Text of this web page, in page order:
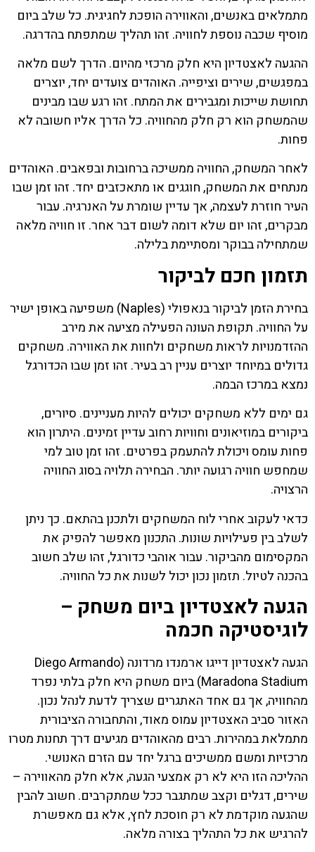
מתמלאים באנשים, והאווירה הופכת לחגיגית. כל שלב ביום
מוסיף שכבה נוספת לחוויה. זהו תהליך שמתפתח בהדרגה.
ההגעה לאצטדיון היא חלק מרכזי מהיום. הדרך לשם מלאה
במפגשים, שירים וציפייה. האוהדים צועדים יחד, יוצרים
תחושת שייכות ומגבירים את המתח. זהו רגע שבו מבינים
שהמשחק הוא רק חלק מהחוויה. כל הדרך אליו חשובה לא
פחות.
לאחר המשחק, החוויה ממשיכה ברחובות ובפאבים. האוהדים
מנתחים את המשחק, חוגגים או מתאכזבים יחד. זהו זמן שבו
העיר חוזרת לעצמה, אך עדיין שומרת על האנרגיה. עבור
מבקרים, זהו יום שלא דומה לשום דבר אחר. זו חוויה מלאה
שמתחילה בבוקר ומסתיימת בלילה.
תזמון חכם לביקור
בחירת הזמן לביקור בנאפולי (Naples) משפיעה באופן ישיר
על החוויה. תקופת העונה הפעילה מציעה את מירב
ההזדמנויות לראות משחקים ולחוות את האווירה. משחקים
גדולים במיוחד יוצרים עניין רב בעיר. זהו זמן שבו הכדורגל
נמצא במרכז הבמה.
גם ימים ללא משחקים יכולים להיות מעניינים. סיורים,
ביקורים במוזיאונים וחוויות רחוב עדיין זמינים. היתרון הוא
פחות עומס ויכולת להתעמק בפרטים. זהו זמן טוב למי
שמחפש חוויה רגועה יותר. הבחירה תלויה בסוג החוויה
הרצויה.
כדאי לעקוב אחרי לוח המשחקים ולתכנן בהתאם. כך ניתן
לשלב בין פעילויות שונות. התכנון מאפשר להפיק את
המקסימום מהביקור. עבור אוהבי כדורגל, זהו שלב חשוב
בהכנה לטיול. תזמון נכון יכול לשנות את כל החוויה.
הגעה לאצטדיון ביום משחק –
לוגיסטיקה חכמה
הגעה לאצטדיון דייגו ארמנדו מרדונה (Diego Armando
Maradona Stadium) ביום משחק היא חלק בלתי נפרד
מהחוויה, אך גם אחד האתגרים שצריך לדעת לנהל נכון.
האזור סביב האצטדיון עמוס מאוד, והתחבורה הציבורית
מתמלאת במהירות. רבים מהאוהדים מגיעים דרך תחנות מטרו
מרכזיות ומשם ממשיכים ברגל יחד עם הזרם האנושי.
ההליכה הזו היא לא רק אמצעי הגעה, אלא חלק מהאווירה –
שירים, דגלים וקצב שמתגבר ככל שמתקרבים. חשוב להבין
שהגעה מוקדמת לא רק חוסכת לחץ, אלא גם מאפשרת
להרגיש את כל התהליך בצורה מלאה.